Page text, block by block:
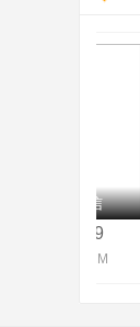
46岁 173CM